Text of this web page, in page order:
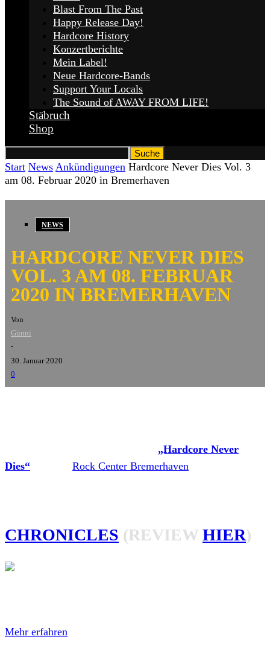
Blast From The Past
Happy Release Day!
Hardcore History
Konzertberichte
Mein Label!
Neue Hardcore-Bands
Support Your Locals
The Sound of AWAY FROM LIFE!
Stäbruch
Shop
Start News Ankündigungen Hardcore Never Dies Vol. 3
am 08. Februar 2020 in Bremerhaven
NEWS
HARDCORE NEVER DIES
VOL. 3 AM 08. FEBRUAR
2020 IN BREMERHAVEN
Von
Günni
-
30. Januar 2020
0
„Hardcore Never
Dies“
Rock Center Bremerhaven
CHRONICLES (REVIEW HIER)
Mehr erfahren